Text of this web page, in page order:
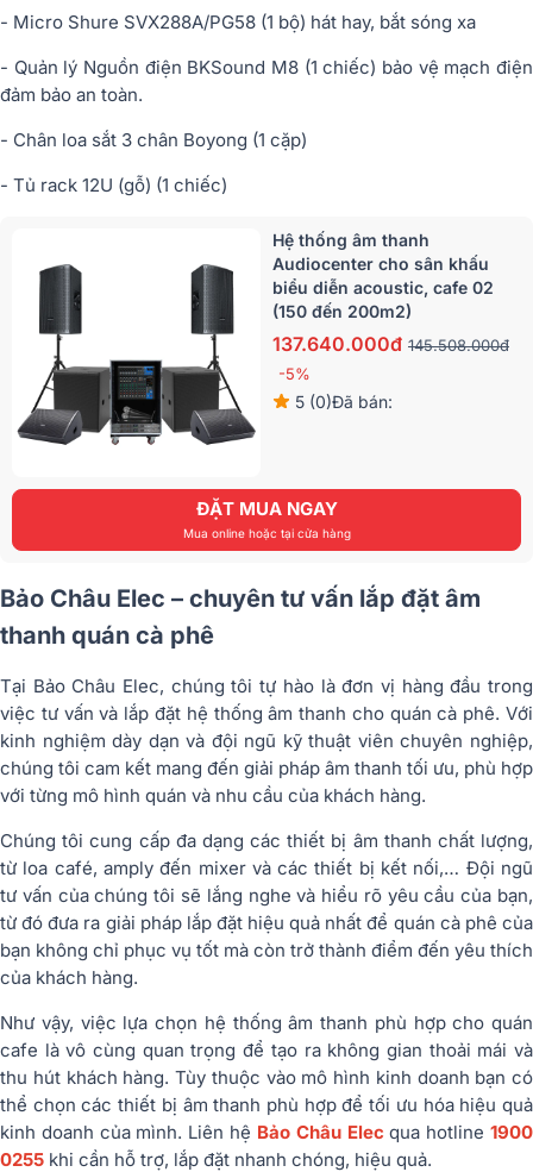
- Micro Shure SVX288A/PG58 (1 bộ) hát hay, bắt sóng xa
- Quản lý Nguồn điện BKSound M8 (1 chiếc) bảo vệ mạch điện
đảm bảo an toàn.
- Chân loa sắt 3 chân Boyong (1 cặp)
- Tủ rack 12U (gỗ) (1 chiếc)
Hệ thống âm thanh
Audiocenter cho sân khấu
biểu diễn acoustic, cafe 02
(150 đến 200m2)
137.640.000đ 145.508.000đ
-5%
5 (0)Đã bán:
ĐẶT MUA NGAY
Mua online hoặc tại cửa hàng
Bảo Châu Elec – chuyên tư vấn lắp đặt âm
thanh quán cà phê
Tại Bảo Châu Elec, chúng tôi tự hào là đơn vị hàng đầu trong
việc tư vấn và lắp đặt hệ thống âm thanh cho quán cà phê. Với
kinh nghiệm dày dạn và đội ngũ kỹ thuật viên chuyên nghiệp,
chúng tôi cam kết mang đến giải pháp âm thanh tối ưu, phù hợp
với từng mô hình quán và nhu cầu của khách hàng.
Chúng tôi cung cấp đa dạng các thiết bị âm thanh chất lượng,
từ loa café, amply đến mixer và các thiết bị kết nối,… Đội ngũ
tư vấn của chúng tôi sẽ lắng nghe và hiểu rõ yêu cầu của bạn,
từ đó đưa ra giải pháp lắp đặt hiệu quả nhất để quán cà phê của
bạn không chỉ phục vụ tốt mà còn trở thành điểm đến yêu thích
của khách hàng.
Như vậy, việc lựa chọn hệ thống âm thanh phù hợp cho quán
cafe là vô cùng quan trọng để tạo ra không gian thoải mái và
thu hút khách hàng. Tùy thuộc vào mô hình kinh doanh bạn có
thể chọn các thiết bị âm thanh phù hợp để tối ưu hóa hiệu quả
kinh doanh của mình. Liên hệ Bảo Châu Elec qua hotline1900
0255 khi cần hỗ trợ, lắp đặt nhanh chóng, hiệu quả.